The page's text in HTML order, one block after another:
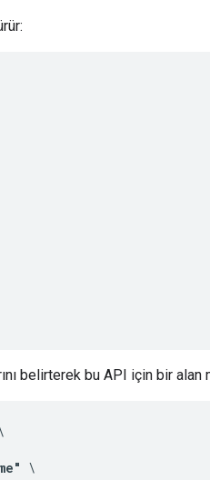
belirterek bu API için bir
\